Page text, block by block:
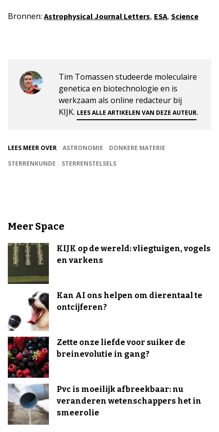
Bronnen: Astrophysical Journal Letters, ESA, Science
Tim Tomassen studeerde moleculaire
genetica en biotechnologie en is
werkzaam als online redacteur bij
KIJK. LEES ALLE ARTIKELEN VAN DEZE AUTEUR.
LEES MEER OVER ASTRONOMIE
DONKERE MATERIE
STERRENKUNDE
STERRENSTELSELS
Meer Space
KIJK op de wereld: vliegtuigen, vogels
en varkens
Kan AI ons helpen om dierentaal te
ontcijferen?
Zette onze liefde voor suiker de
breinevolutie in gang?
Pvc is moeilijk afbreekbaar: nu
veranderen wetenschappers het in
smeerolie